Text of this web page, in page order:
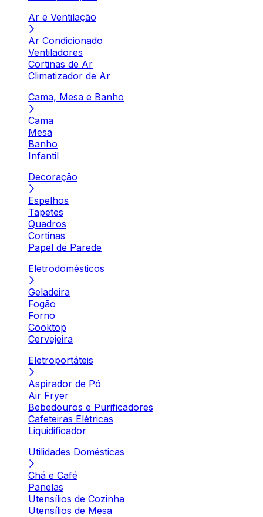
Ar e Ventilação
Ar Condicionado
Ventiladores
Cortinas de Ar
Climatizador de Ar
Cama, Mesa e Banho
Cama
Mesa
Banho
Infantil
Decoração
Espelhos
Tapetes
Quadros
Cortinas
Papel de Parede
Eletrodomésticos
Geladeira
Fogão
Forno
Cooktop
Cervejeira
Eletroportáteis
Aspirador de Pó
Air Fryer
Bebedouros e Purificadores
Cafeteiras Elétricas
Liquidificador
Utilidades Domésticas
Chá e Café
Panelas
Utensílios de Cozinha
Utensílios de Mesa